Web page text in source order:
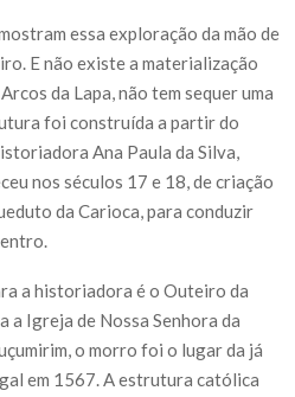
essa exploração da mão de
E não existe a materialização
da Lapa, não tem sequer uma
foi construída a partir do
Ana Paula da Silva,
nos séculos 17 e 18, de criação
da Carioca, para conduzir
a historiadora é o Outeiro da
a Igreja de Nossa Senhora da
o morro foi o lugar da já
em 1567. A estrutura católica